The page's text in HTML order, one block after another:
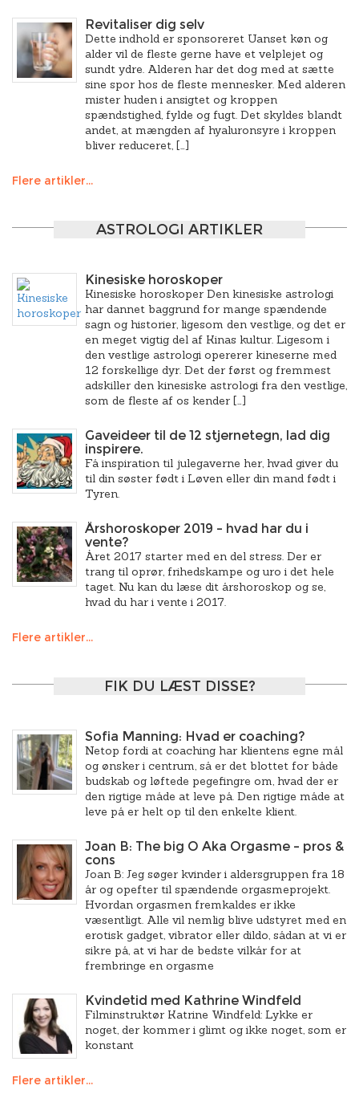
Revitaliser dig selv
Dette indhold er sponsoreret Uanset køn og
alder vil de fleste gerne have et velplejet og
sundt ydre. Alderen har det dog med at sætte
sine spor hos de fleste mennesker. Med alderen
mister huden i ansigtet og kroppen
spændstighed, fylde og fugt. Det skyldes blandt
andet, at mængden af hyaluronsyre i kroppen
bliver reduceret, […]
Flere artikler...
ASTROLOGI ARTIKLER
Kinesiske horoskoper
Kinesiske horoskoper Den kinesiske astrologi
har dannet baggrund for mange spændende
sagn og historier, ligesom den vestlige, og det er
en meget vigtig del af Kinas kultur. Ligesom i
den vestlige astrologi opererer kineserne med
12 forskellige dyr. Det der først og fremmest
adskiller den kinesiske astrologi fra den vestlige,
som de fleste af os kender […]
Gaveideer til de 12 stjernetegn, lad dig
inspirere.
Få inspiration til julegaverne her, hvad giver du
til din søster født i Løven eller din mand født i
Tyren.
Årshoroskoper 2019 – hvad har du i
vente?
Året 2017 starter med en del stress. Der er
trang til oprør, frihedskampe og uro i det hele
taget. Nu kan du læse dit årshoroskop og se,
hvad du har i vente i 2017.
Flere artikler...
FIK DU LÆST DISSE?
Sofia Manning: Hvad er coaching?
Netop fordi at coaching har klientens egne mål
og ønsker i centrum, så er det blottet for både
budskab og løftede pegefingre om, hvad der er
den rigtige måde at leve på. Den rigtige måde at
leve på er helt op til den enkelte klient.
Joan B: The big O Aka Orgasme – pros &
cons
Joan B: Jeg søger kvinder i aldersgruppen fra 18
år og opefter til spændende orgasmeprojekt.
Hvordan orgasmen fremkaldes er ikke
væsentligt. Alle vil nemlig blive udstyret med en
erotisk gadget, vibrator eller dildo, sådan at vi er
sikre på, at vi har de bedste vilkår for at
frembringe en orgasme
Kvindetid med Kathrine Windfeld
Filminstruktør Katrine Windfeld: Lykke er
noget, der kommer i glimt og ikke noget, som er
konstant
Flere artikler...